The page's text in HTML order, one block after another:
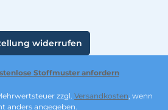
widerrufen
Stoffmuster anfordern
zzgl. Versandkosten, wenn
anders angegeben.